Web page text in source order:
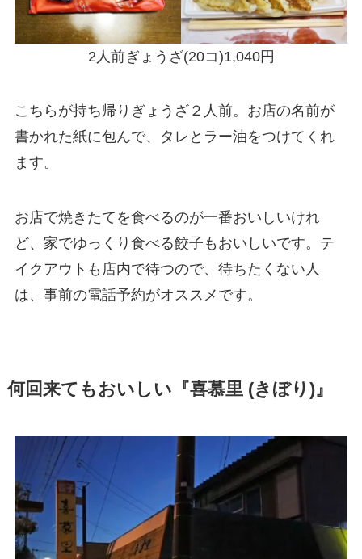
2人前ぎょうざ(20コ)1,040円
こちらが持ち帰りぎょうざ２人前。お店の名前が
書かれた紙に包んで、タレとラー油をつけてくれ
ます。
お店で焼きたてを食べるのが一番おいしいけれ
ど、家でゆっくり食べる餃子もおいしいです。テ
イクアウトも店内で待つので、待ちたくない人
は、事前の電話予約がオススメです。
何回来てもおいしい『喜慕里 (きぼり)』